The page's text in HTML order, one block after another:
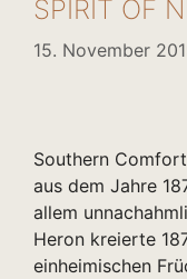
SPIRIT OF
15. November
Southern
aus dem Jahre
allem
Heron kreierte
einheimischen